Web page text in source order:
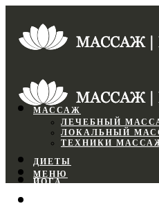
МАССАЖ
ЛЕЧЕБНЫЙ
ЛОКАЛЬНЫЙ
ТЕХНИКИ
ДИЕТЫ
ЙОГА
МЕНЮ